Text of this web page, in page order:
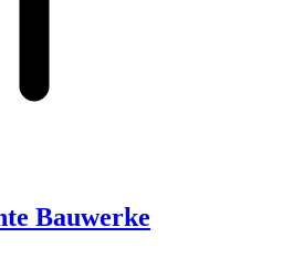
Bauwerke